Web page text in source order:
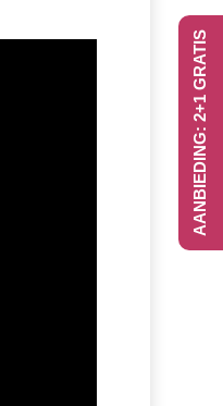
AANBIEDING: 2+1 GRATIS